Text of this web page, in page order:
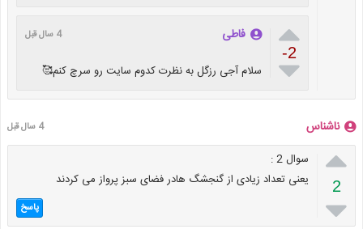

-2

فاطی 4 سال قبل
سلام آجی رزگل به نظرت کدوم سایت رو سرچ کنم🥰
ناشناس 4 سال قبل

2

سوال 2 :
یعنی تعداد زیادی از گنجشگ هادر فضای سبز پرواز می کردند
پاسخ